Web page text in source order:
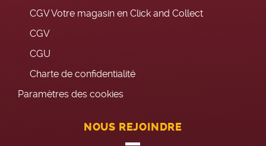
CGV Votre magasin en Click and Collect
CGV
CGU
Charte de confidentialité
Paramètres des cookies
NOUS REJOINDRE